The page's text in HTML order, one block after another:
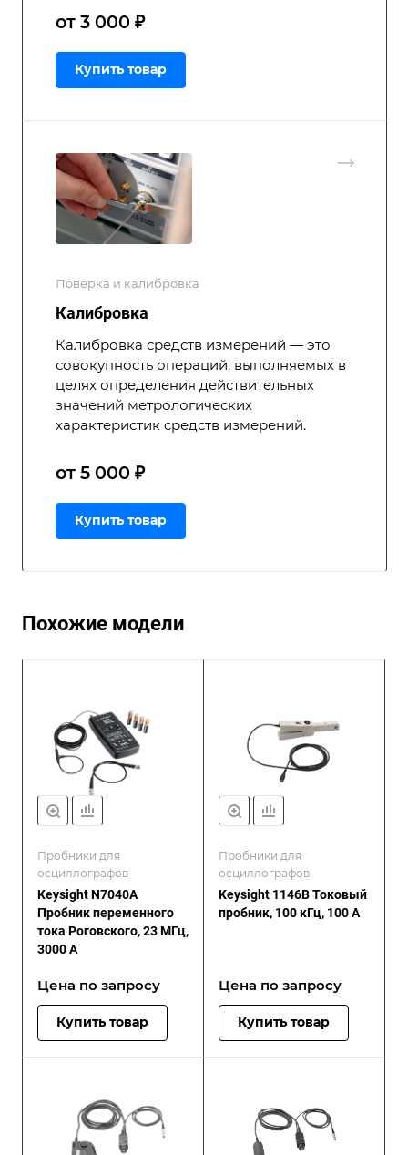
от 3 000 ₽
Купить товар
Поверка и калибровка
Калибровка
Калибровка средств измерений — это
совокупность операций, выполняемых в
целях определения действительных
значений метрологических
характеристик средств измерений.
от 5 000 ₽
Купить товар
Похожие модели
Пробники для
осциллографов
Keysight N7040A
Пробник переменного
тока Роговского, 23 МГц,
3000 А
Цена по запросу
Купить товар
Пробники для
осциллографов
Keysight 1146B Токовый
пробник, 100 кГц, 100 А
Цена по запросу
Купить товар